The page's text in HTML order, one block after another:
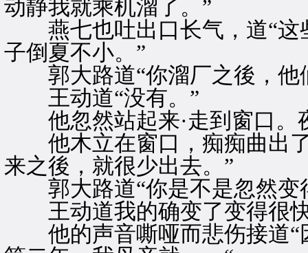
动静我就乘机溜了。”
燕七也吐出口长气，道“这
子倒夏不小。”
郭大路道“你溜厂之後，他
王动道“没有。”
他忽然站起来·走到窗口。
他木立在窗口，痴痴曲出了
来之後，就很少出去。”
郭大路道“你是不是忽然变
王动道我的确变了变得很
他的声音嘶哑而悲伤接道“